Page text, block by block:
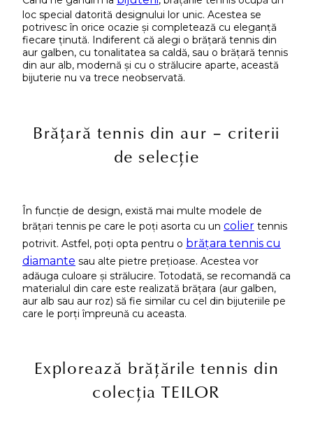
loc special datorită designului lor unic. Acestea se
potrivesc în orice ocazie și completează cu eleganță
fiecare ținută. Indiferent că alegi o brățară tennis din
aur galben, cu tonalitatea sa caldă, sau o brățară tennis
din aur alb, modernă și cu o strălucire aparte, această
bijuterie nu va trece neobservată.
Brățară tennis din aur – criterii
de selecție
În funcție de design, există mai multe modele de
brățari tennis pe care le poți asorta cu un colier tennis
potrivit. Astfel, poți opta pentru o brățara tennis cu
diamante sau alte pietre prețioase. Acestea vor
adăuga culoare și strălucire. Totodată, se recomandă ca
materialul din care este realizată brățara (aur galben,
aur alb sau aur roz) să fie similar cu cel din bijuteriile pe
care le porți împreună cu aceasta.
Explorează brățările tennis din
colecția TEILOR